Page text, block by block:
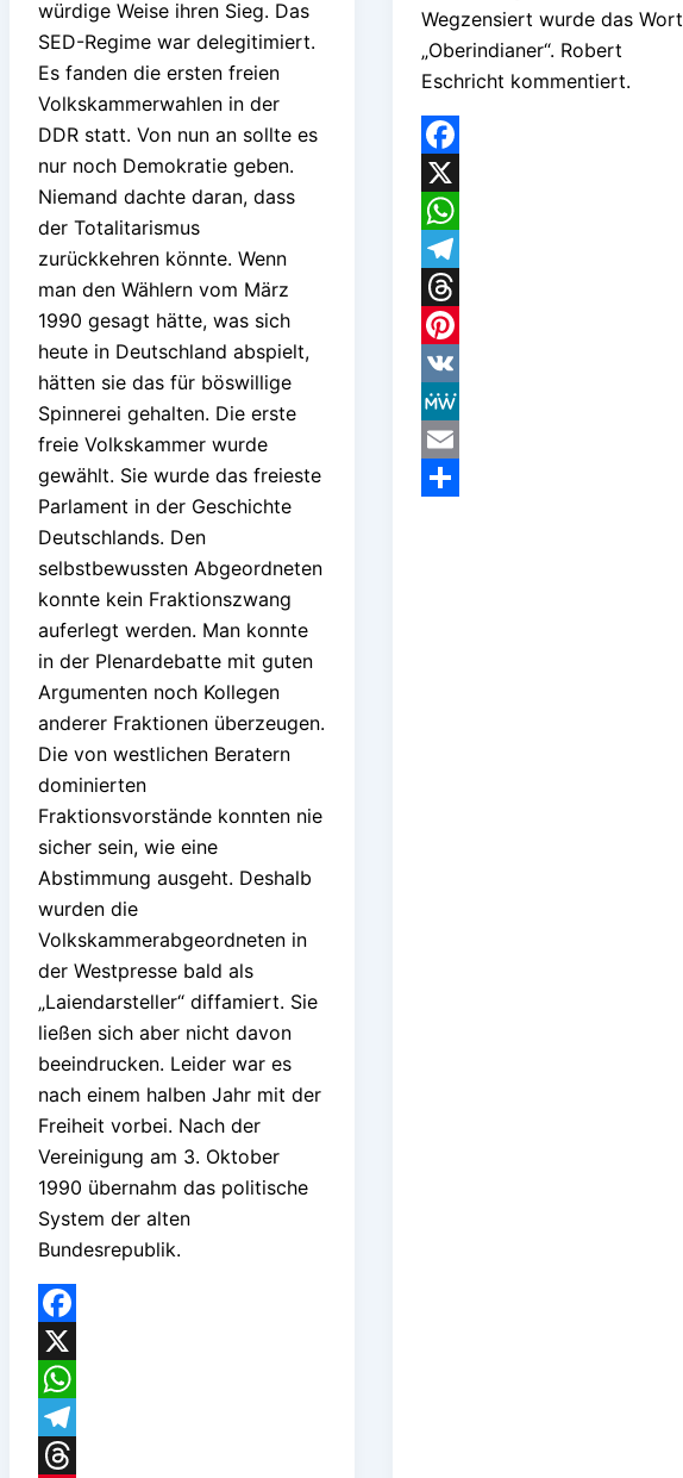
würdige Weise ihren Sieg. Das
SED-Regime war delegitimiert.
Es fanden die ersten freien
Volkskammerwahlen in der
DDR statt. Von nun an sollte es
nur noch Demokratie geben.
Niemand dachte daran, dass
der Totalitarismus
zurückkehren könnte. Wenn
man den Wählern vom März
1990 gesagt hätte, was sich
heute in Deutschland abspielt,
hätten sie das für böswillige
Spinnerei gehalten. Die erste
freie Volkskammer wurde
gewählt. Sie wurde das freieste
Parlament in der Geschichte
Deutschlands. Den
selbstbewussten Abgeordneten
konnte kein Fraktionszwang
auferlegt werden. Man konnte
in der Plenardebatte mit guten
Argumenten noch Kollegen
anderer Fraktionen überzeugen.
Die von westlichen Beratern
dominierten
Fraktionsvorstände konnten nie
sicher sein, wie eine
Abstimmung ausgeht. Deshalb
wurden die
Volkskammerabgeordneten in
der Westpresse bald als
„Laiendarsteller“ diffamiert. Sie
ließen sich aber nicht davon
beeindrucken. Leider war es
nach einem halben Jahr mit der
Freiheit vorbei. Nach der
Vereinigung am 3. Oktober
1990 übernahm das politische
System der alten
Bundesrepublik.
Facebook
X
WhatsApp
Telegram
Wegzensiert wurde das Wort
„Oberindianer“. Robert
Eschricht kommentiert.
Facebook
X
WhatsApp
Telegram
Threads
Pinterest
VK
MeWe
Email